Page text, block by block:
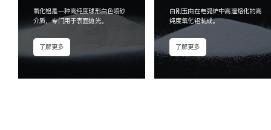
氧化铝是一种高纯度球形白色喷砂
介质，专门用于表面抛光。
了解更多
白刚玉由在电弧炉中高温熔化的高
纯度氧化铝制成。
了解更多